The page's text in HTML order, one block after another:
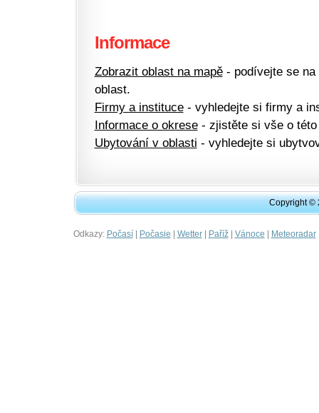
Informace
Zobrazit oblast na mapě- podívejte se na
oblast.
Firmy a instituce- vyhledejte si firmy a
Informace o okrese- zjistěte si vše o této
Ubytování v oblasti - vyhledejte si
Copyright ©
Odkazy: Počasí| Počasie | Wetter| Paříž| Vánoce | Meteoradar